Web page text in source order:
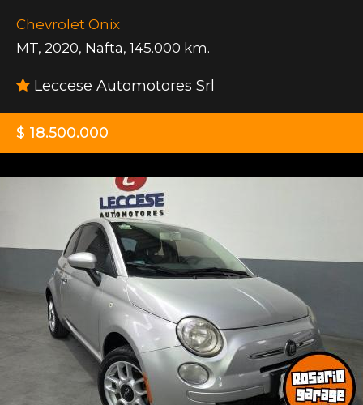
Chevrolet Onix
MT, 2020, Nafta, 145.000 km.
Leccese Automotores Srl
$ 18.500.000